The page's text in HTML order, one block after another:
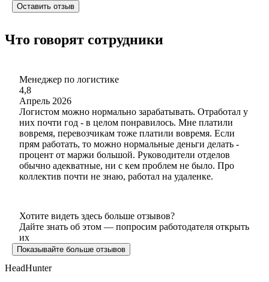
Оставить отзыв
Что говорят сотрудники
Менеджер по логистике
4,8
Апрель 2026
Логистом можно нормально зарабатывать. Отработал у
них почти год - в целом понравилось. Мне платили
вовремя, перевозчикам тоже платили вовремя. Если
прям работать, то можно нормальные деньги делать -
процент от маржи большой. Руководители отделов
обычно адекватные, ни с кем проблем не было. Про
коллектив почти не знаю, работал на удаленке.
Хотите видеть здесь больше отзывов?
Дайте знать об этом — попросим работодателя открыть
их
Показывайте больше отзывов
HeadHunter